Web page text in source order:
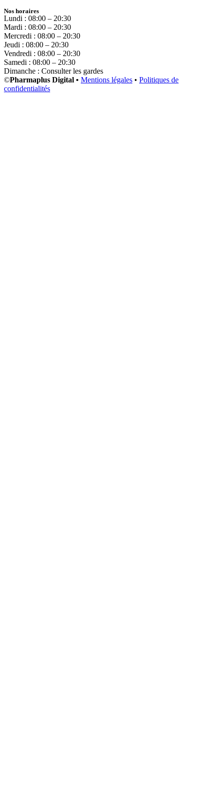
Nos horaires
Lundi : 08:00 – 20:30
Mardi : 08:00 – 20:30
Mercredi : 08:00 – 20:30
Jeudi : 08:00 – 20:30
Vendredi : 08:00 – 20:30
Samedi : 08:00 – 20:30
Dimanche : Consulter les gardes
©Pharmaplus Digital • Mentions légales • Politiques de
confidentialités